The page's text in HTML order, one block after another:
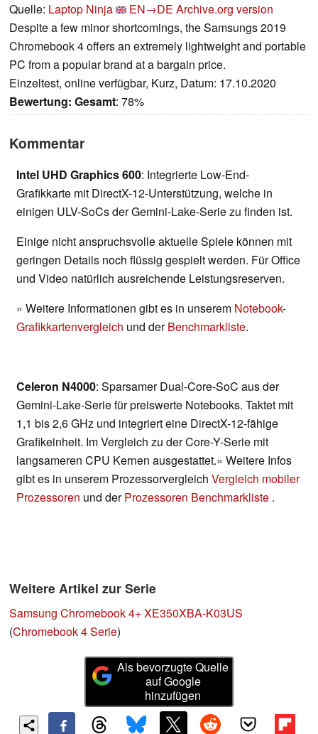
Quelle: Laptop Ninja EN→DE Archive.org version
Despite a few minor shortcomings, the Samsungs 2019
Chromebook 4 offers an extremely lightweight and portable
PC from a popular brand at a bargain price.
Einzeltest, online verfügbar, Kurz, Datum: 17.10.2020
Bewertung: Gesamt: 78%
Kommentar
Intel UHD Graphics 600: Integrierte Low-End-
Grafikkarte mit DirectX-12-Unterstützung, welche in
einigen ULV-SoCs der Gemini-Lake-Serie zu finden ist.
Einige nicht anspruchsvolle aktuelle Spiele können mit
geringen Details noch flüssig gespielt werden. Für Office
und Video natürlich ausreichende Leistungsreserven.
» Weitere Informationen gibt es in unserem Notebook-
Grafikkartenvergleich und derBenchmarkliste.
Celeron N4000: Sparsamer Dual-Core-SoC aus der
Gemini-Lake-Serie für preiswerte Notebooks. Taktet mit
1,1 bis 2,6 GHz und integriert eine DirectX-12-fähige
Grafikeinheit. Im Vergleich zu der Core-Y-Serie mit
langsameren CPU Kernen ausgestattet.» Weitere Infos
gibt es in unserem Prozessorvergleich Vergleich mobiler
Prozessoren und derProzessoren Benchmarkliste .
Weitere Artikel zur Serie
Samsung Chromebook 4+ XE350XBA-K03US
(Chromebook 4 Serie)
Als bevorzugte Quelle
auf Google
hinzufügen